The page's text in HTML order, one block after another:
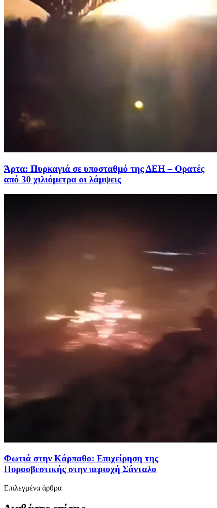
Άρτα: Πυρκαγιά σε υποσταθμό της ΔΕΗ – Ορατές
από 30 χιλιόμετρα οι λάμψεις
Φωτιά στην Κάρπαθο: Επιχείρηση της
Πυροσβεστικής στην περιοχή Σάνταλο
Επιλεγμένα άρθρα